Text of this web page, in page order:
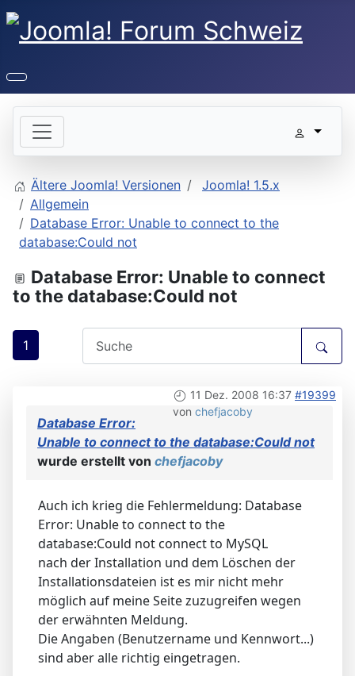
Ältere Joomla! Versionen
Joomla! 1.5.x
Allgemein
Database Error: Unable to connect to the
database:Could not
Database Error: Unable to connect
to the database:Could not
1
11 Dez. 2008 16:37 #19399
von chefjacoby
Database Error:
Unable to connect to the database:Could not
wurde erstellt von chefjacoby
Auch ich krieg die Fehlermeldung: Database
Error: Unable to connect to the
database:Could not connect to MySQL
nach der Installation und dem Löschen der
Installationsdateien ist es mir nicht mehr
möglich auf meine Seite zuzugreifen wegen
der erwähnten Meldung.
Die Angaben (Benutzername und Kennwort...)
sind aber alle richtig eingetragen.